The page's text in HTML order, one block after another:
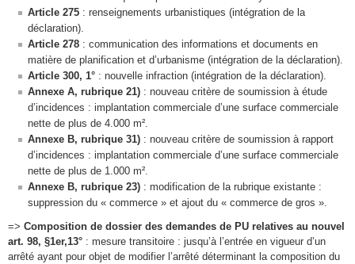
Article 275 : renseignements urbanistiques (intégration de la
déclaration).
Article 278 : communication des informations et documents en
matière de planification et d’urbanisme (intégration de la déclaration).
Article 300, 1° : nouvelle infraction (intégration de la déclaration).
Annexe A, rubrique 21) : nouveau critère de soumission à étude
d’incidences : implantation commerciale d’une surface commerciale
nette de plus de 4.000 m².
Annexe B, rubrique 31) : nouveau critère de soumission à rapport
d’incidences : implantation commerciale d’une surface commerciale
nette de plus de 1.000 m².
Annexe B, rubrique 23) : modification de la rubrique existante :
suppression du « commerce » et ajout du « commerce de gros ».
=> Composition de dossier des demandes de PU relatives au nouvel
art. 98, §1er,13° : mesure transitoire : jusqu’à l’entrée en vigueur d’un
arrêté ayant pour objet de modifier l’arrêté déterminant la composition du